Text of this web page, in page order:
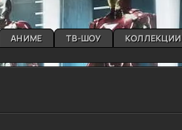
АНИМЕ ТВ-ШОУ КОЛЛЕКЦИИ